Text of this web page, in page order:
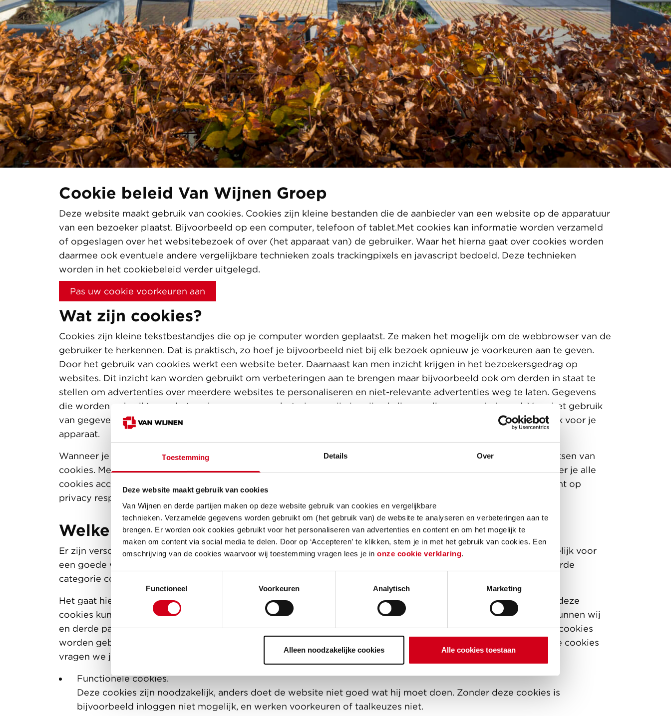
Toestemming Details Over
Deze website maakt gebruik van cookies
Van Wijnen en derde partijen maken op deze website gebruik van cookies en vergelijkbare
technieken. Verzamelde gegevens worden gebruikt om (het gebruik van) de website te analyseren en verbeteringen aan te
brengen. Er worden ook cookies gebruikt voor het personaliseren van advertenties en content en om het mogelijk te
maken om content via social media te delen. Door op ‘Accepteren’ te klikken, stem je in met het gebruik van cookies. Een
omschrijving van de cookies waarvoor wij toestemming vragen lees je in onze cookie verklaring.
Toestemmingsselectie
Functioneel
Voorkeuren Analytisch Marketing
Alleen noodzakelijke cookies Alle cookies toestaan
Cookie beleid Van Wijnen Groep
Deze website maakt gebruik van cookies. Cookies zijn kleine bestanden die de aanbieder van een website op de apparatuur
van een bezoeker plaatst. Bijvoorbeeld op een computer, telefoon of tablet.Met cookies kan informatie worden verzameld
of opgeslagen over het websitebezoek of over (het apparaat van) de gebruiker. Waar het hierna gaat over cookies worden
daarmee ook eventuele andere vergelijkbare technieken zoals trackingpixels en javascript bedoeld. Deze technieken
worden in het cookiebeleid verder uitgelegd.
Pas uw cookie voorkeuren aan
Wat zijn cookies?
Cookies zijn kleine tekstbestandjes die op je computer worden geplaatst. Ze maken het mogelijk om de webbrowser van de
gebruiker te herkennen. Dat is praktisch, zo hoef je bijvoorbeeld niet bij elk bezoek opnieuw je voorkeuren aan te geven.
Door het gebruik van cookies werkt een website beter. Daarnaast kan men inzicht krijgen in het bezoekersgedrag op
websites. Dit inzicht kan worden gebruikt om verbeteringen aan te brengen maar bijvoorbeeld ook om derden in staat te
stellen om advertenties over meerdere websites te personaliseren en niet-relevante advertenties weg te laten. Gegevens
die worden gebruikt voor het aanbrengen van verbeteringen zijn in vrijwel alle gevallen geanonimiseerd. Voor het gebruik
van gegevens om bijvoorbeeld advertenties te personaliseren is toestemming vereist. Cookies zijn niet schadelijk voor je
apparaat.
Wanneer je onze website bezoekt kunnen we informatie over je bezoek verzamelen en/of opslaan door het plaatsen van
cookies. Met deze informatie kunnen we een meer persoonlijk bezoek van de website tot stand brengen. Wanneer je alle
cookies accepteert kunnen we je relevante advertenties tonen, gebaseerd op jouw voorkeuren. Omdat wij je recht op
privacy respecteren, kan je zelf aangeven welke cookies je wilt accepteren.
Welke cookies zijn er?
Er zijn verschillende soorten cookies. Het gebruik van de eerste twee categorieën cookies hieronder is noodzakelijk voor
een goede werking van onze website. Voor het gebruik daarvan is daarom geen toestemming nodig. Voor de derde
categorie cookies hebben wij wel voorafgaande toestemming nodig.
Het gaat hier om cookies die het mogelijk maken om de website precies af te stemmen op jouw behoeftes. Met deze
cookies kunnen we namelijk je surfgedrag op onze website en andere digitale kanalen volgen. Op deze manier kunnen wij
en derde partijen je gepersonaliseerde content laten zien. Ook bevat deze categorie social media cookies. Deze cookies
worden gebruikt om de inhoud van onze website te delen via social media. Voor het plaatsen van deze categorie cookies
vragen we je toestemming.
Functionele cookies.
Deze cookies zijn noodzakelijk, anders doet de website niet goed wat hij moet doen. Zonder deze cookies is
bijvoorbeeld inloggen niet mogelijk, en werken voorkeuren of taalkeuzes niet.